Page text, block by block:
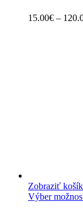
15.00€ –
Zobraziť košík
Výber